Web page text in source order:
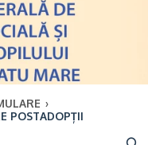
›
POSTADOPȚII
×